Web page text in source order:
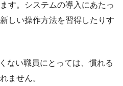
す。システムの導入にあたっ
しい操作方法を習得したりす
ない職員にとっては、慣れる
ません。